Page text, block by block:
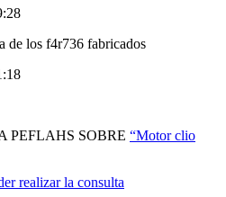
de los f4r736 fabricados
PEFLAHS SOBRE
realizar la consulta